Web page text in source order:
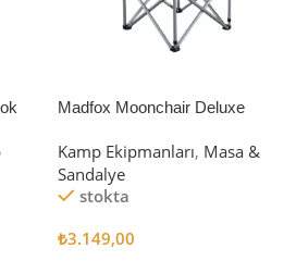
Madfox Moonchair Deluxe
Siyah/Gri
Kamp Ekipmanları, Masa &
Sandalye
stokta
₺3.149,00